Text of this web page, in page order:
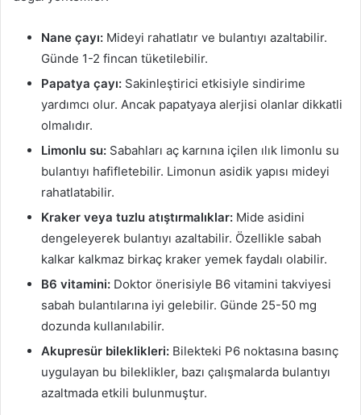
Nane çayı: Mideyi rahatlatır ve bulantıyı azaltabilir.
Günde 1-2 fincan tüketilebilir.
Papatya çayı: Sakinleştirici etkisiyle sindirime
yardımcı olur. Ancak papatyaya alerjisi olanlar dikkatli
olmalıdır.
Limonlu su: Sabahları aç karnına içilen ılık limonlu su
bulantıyı hafifletebilir. Limonun asidik yapısı mideyi
rahatlatabilir.
Kraker veya tuzlu atıştırmalıklar: Mide asidini
dengeleyerek bulantıyı azaltabilir. Özellikle sabah
kalkar kalkmaz birkaç kraker yemek faydalı olabilir.
B6 vitamini: Doktor önerisiyle B6 vitamini takviyesi
sabah bulantılarına iyi gelebilir. Günde 25-50 mg
dozunda kullanılabilir.
Akupresür bileklikleri: Bilekteki P6 noktasına basınç
uygulayan bu bileklikler, bazı çalışmalarda bulantıyı
azaltmada etkili bulunmuştur.